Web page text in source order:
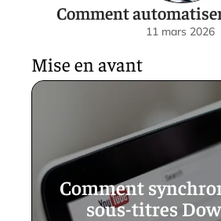
Comment
11 mars 2026
Mise en avant
Comment
sous-titres